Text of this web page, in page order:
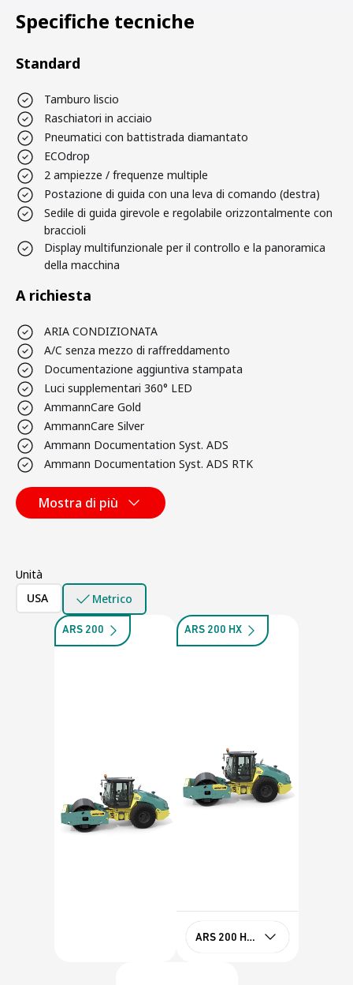
Specifiche tecniche
Standard
Tamburo liscio
Raschiatori in acciaio
Pneumatici con battistrada diamantato
ECOdrop
2 ampiezze / frequenze multiple
Postazione di guida con una leva di comando (destra)
Sedile di guida girevole e regolabile orizzontalmente con
braccioli
Display multifunzionale per il controllo e la panoramica
della macchina
A richiesta
ARIA CONDIZIONATA
A/C senza mezzo di raffreddamento
Documentazione aggiuntiva stampata
Luci supplementari 360° LED
AmmannCare Gold
AmmannCare Silver
Ammann Documentation Syst. ADS
Ammann Documentation Syst. ADS RTK
Mostra di più
Unità
USA
Metrico
ARS 200 ARS 200 HX
ARS 200 HX Stage V